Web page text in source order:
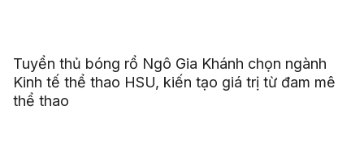
Tuyển thủ bóng rổ Ngô Gia Khánh chọn ngành
Kinh tế thể thao HSU, kiến tạo giá trị từ đam mê
thể thao